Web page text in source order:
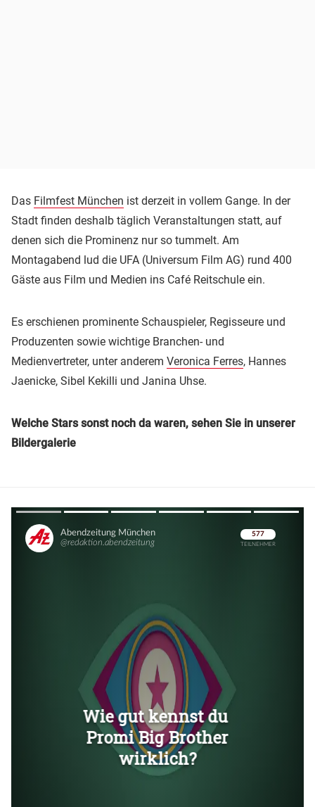
Das Filmfest München ist derzeit in vollem Gange. In der
Stadt finden deshalb täglich Veranstaltungen statt, auf
denen sich die Prominenz nur so tummelt. Am
Montagabend lud die UFA (Universum Film AG) rund 400
Gäste aus Film und Medien ins Café Reitschule ein.
Es erschienen prominente Schauspieler, Regisseure und
Produzenten sowie wichtige Branchen- und
Medienvertreter, unter anderem Veronica Ferres, Hannes
Jaenicke, Sibel Kekilli und Janina Uhse.
Welche Stars sonst noch da waren, sehen Sie in unserer
Bildergalerie
Überspringen
Überspringen